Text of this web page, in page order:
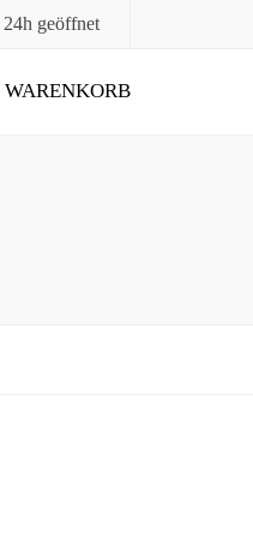
24h geöffnet
Submit
WARENKORB